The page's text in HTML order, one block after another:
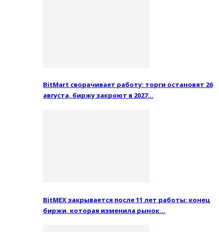
BitMart сворачивает работу: торги остановят 26
августа, биржу закроют в 2027…
BitMEX закрывается после 11 лет работы: конец
биржи, которая изменила рынок…